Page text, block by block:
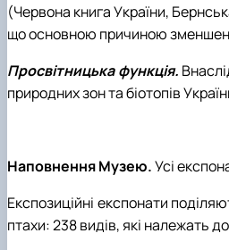
(Червона книга України,
що основною причиною
Просвітницька функція.
природних зон та біотопів
Наповнення Музею.Усі
Експозиційні експонати
птахи: 238 видів, які належать